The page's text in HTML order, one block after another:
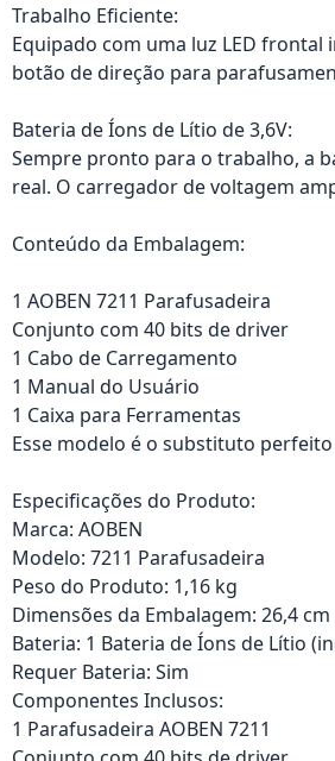
Trabalho Eficiente:
Equipado com uma luz LED
botão de direção para
Bateria de Íons de Lítio de 3,6V:
Sempre pronto para o trabalho, a
real. O carregador de voltagem
Conteúdo da Embalagem:
1 AOBEN 7211 Parafusadeira
Conjunto com 40 bits de driver
1 Cabo de Carregamento
1 Manual do Usuário
1 Caixa para Ferramentas
Esse modelo é o substituto
Especificações do Produto:
Marca: AOBEN
Modelo: 7211 Parafusadeira
Peso do Produto: 1,16 kg
Dimensões da Embalagem: 26,4
Bateria: 1 Bateria de Íons de Lítio
Requer Bateria: Sim
Componentes Inclusos:
1 Parafusadeira AOBEN 7211